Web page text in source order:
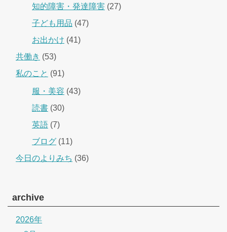
知的障害・発達障害 (27)
子ども用品 (47)
お出かけ (41)
共働き (53)
私のこと (91)
服・美容 (43)
読書 (30)
英語 (7)
ブログ (11)
今日のよりみち (36)
archive
2026年